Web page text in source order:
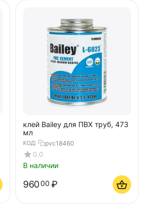
клей Bailey для ПВХ труб, 473
мл
КОД: pvc18460
0.0
В наличии
96000 ₽